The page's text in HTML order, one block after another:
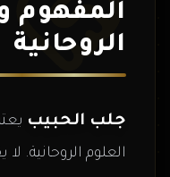
المفهوم
الروحانية
جلب الحبيب
العلوم الروحانية.